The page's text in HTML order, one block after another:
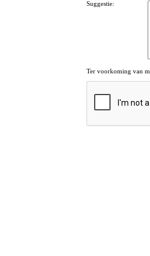
Suggestie:
Ter voorkoming van